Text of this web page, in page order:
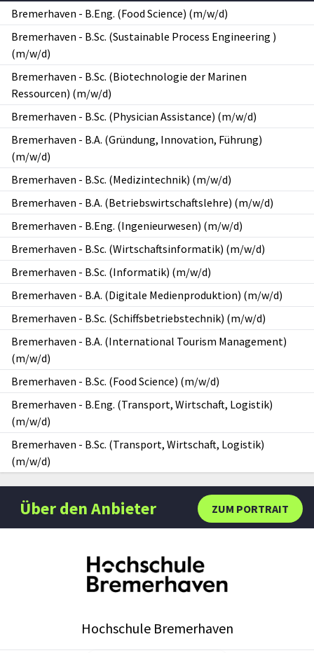
Bremerhaven - B.Eng. (Food Science) (m/w/d)
Bremerhaven - B.Sc. (Sustainable Process Engineering )
(m/w/d)
Bremerhaven - B.Sc. (Biotechnologie der Marinen
Ressourcen) (m/w/d)
Bremerhaven - B.Sc. (Physician Assistance) (m/w/d)
Bremerhaven - B.A. (Gründung, Innovation, Führung)
(m/w/d)
Bremerhaven - B.Sc. (Medizintechnik) (m/w/d)
Bremerhaven - B.A. (Betriebswirtschaftslehre) (m/w/d)
Bremerhaven - B.Eng. (Ingenieurwesen) (m/w/d)
Bremerhaven - B.Sc. (Wirtschaftsinformatik) (m/w/d)
Bremerhaven - B.Sc. (Informatik) (m/w/d)
Bremerhaven - B.A. (Digitale Medienproduktion) (m/w/d)
Bremerhaven - B.Sc. (Schiffsbetriebstechnik) (m/w/d)
Bremerhaven - B.A. (International Tourism Management)
(m/w/d)
Bremerhaven - B.Sc. (Food Science) (m/w/d)
Bremerhaven - B.Eng. (Transport, Wirtschaft, Logistik)
(m/w/d)
Bremerhaven - B.Sc. (Transport, Wirtschaft, Logistik)
(m/w/d)
ZUM PORTRAIT
Über den Anbieter
Hochschule Bremerhaven